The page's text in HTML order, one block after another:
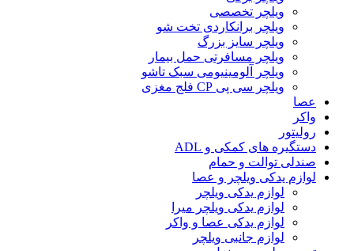
ویلچر تخصصی
ویلچر برانکاردی تخت شو
ویلچر سایز بزرگ
ویلچر مسافرتی حمل بیمار
ویلچر آلومینیومی سبک تاشو
ویلچر سی پی CP فلج مغزی
عصا
واکر
رولیتور
دستگیره های کمکی و ADL
صندلی توالت و حمام
لوازم یدکی ویلچر و عصا
لوازم یدکی ویلچر
لوازم یدکی ویلچر میرا
لوازم یدکی عصا و واکر
لوازم جانبی ویلچر